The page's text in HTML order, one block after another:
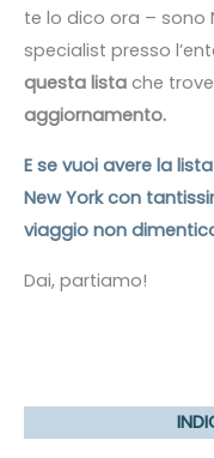
te lo dico ora – sono
specialist presso
questa lista che
aggiornamento.
E se vuoi avere la
New York con
viaggio non
Dai, partiamo!